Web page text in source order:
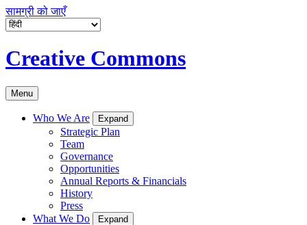
सामग्री को जाएँ
Creative Commons
Menu
Who We Are Expand
Strategic Plan
Team
Governance
Opportunities
Annual Reports & Financials
History
Press
What We Do
Expand